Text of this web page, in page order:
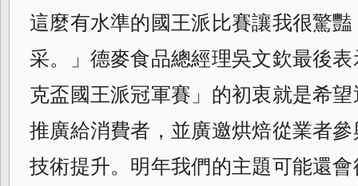
這麼有水準的國王派比賽讓我很驚
采。」德麥食品總經理吳文欽最後
克盃國王派冠軍賽」 的初衷就是希
推廣給消費者， 並廣邀烘焙從業者
技術提升。 明年我們的主題可能還